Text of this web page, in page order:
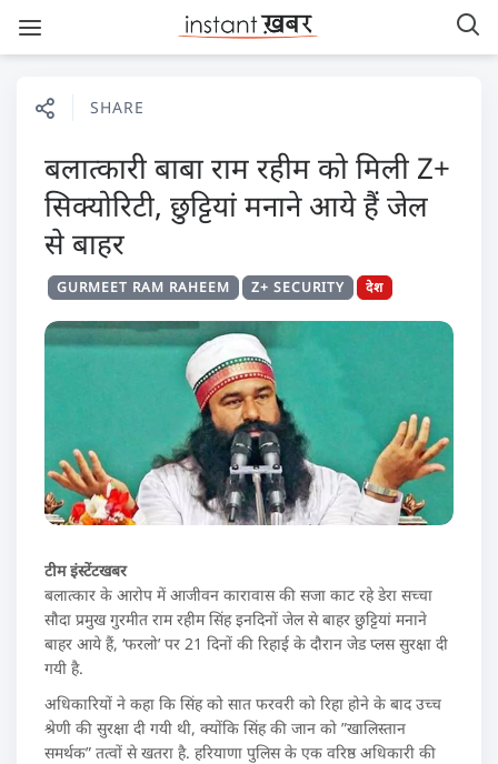
SHARE
बलात्कारी बाबा राम रहीम को मिली Z+
सिक्योरिटी, छुट्टियां मनाने आये हैं जेल
से बाहर
GURMEET RAM RAHEEM Z+ SECURITY देश
टीम इंस्टेंटखबर
बलात्कार के आरोप में आजीवन कारावास की सजा काट रहे डेरा सच्चा
सौदा प्रमुख गुरमीत राम रहीम सिंह इनदिनों जेल से बाहर छुट्टियां मनाने
बाहर आये हैं, ‘फरलो’ पर 21 दिनों की रिहाई के दौरान जेड प्लस सुरक्षा दी
गयी है.
अधिकारियों ने कहा कि सिंह को सात फरवरी को रिहा होने के बाद उच्च
श्रेणी की सुरक्षा दी गयी थी, क्योंकि सिंह की जान को ”खालिस्तान
समर्थक” तत्वों से खतरा है. हरियाणा पुलिस के एक वरिष्ठ अधिकारी की